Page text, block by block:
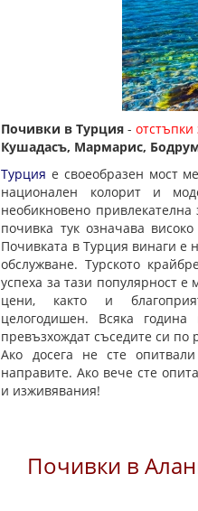
Почивки в Турция -
Кушадасъ, Мармарис,
Турция е своеобразен мост
национален колорит и
необикновено
почивка тук означава
Почивката в Турция винаги е
обслужване. Турското
успеха за тази популярност
цени, както и
целогодишен. Всяка
превъзхождат съседите си по
Ако досега не сте
направите. Ако вече сте
и изживявания!
Почивки в